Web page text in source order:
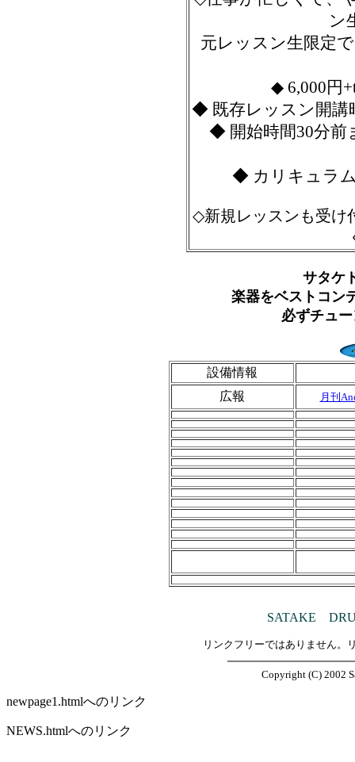
ン
元レッスン生限定
◆ 6,000円
◆ 既存レッスン開講
◆ 開始時間30分前
◆ カリキュラ
◇新規レッスンも受け
サタケ
楽器をベストコン
必ずチュ
設備情報
広報
月刊
SATAKE
リンクフリーではありません。
Copyright (C) 2002
newpage1.htmlへのリンク
NEWS.htmlへのリンク